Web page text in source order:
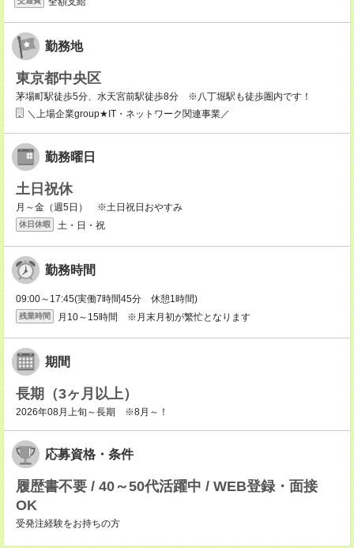
勤務地
東京都中央区
茅場町駅徒歩5分、水天宮前駅徒歩8分 ※八丁堀駅も徒歩圏内です！
＼上場企業group★IT・ネットワーク関連事業／
勤務曜日
土日祝休
月～金（週5日） ※土日祝日おやすみ
休日休暇 土・日・祝
勤務時間
09:00～17:45(実働7時間45分 休憩1時間)
残業時間 月10～15時間 ※月末月初が繁忙となります
期間
長期（3ヶ月以上）
2026年08月上旬～長期 ※8月～！
応募資格・条件
履歴書不要 / 40～50代活躍中 / WEB登録・面接
OK
受発注経験をお持ちの方